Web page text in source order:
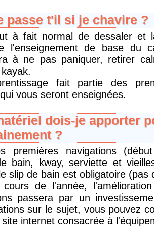
passe t'il si je chavire ?
à fait normal de dessaler et
l'enseignement de base du
à ne pas paniquer, retirer
fait partie des
vous seront enseignées.
dois-je apporter
?
premières navigations
bain, kway, serviette et
slip de bain est obligatoire (pas
cours de l'année,
passera par un
sur le sujet, vous pouvez
internet consacrée à